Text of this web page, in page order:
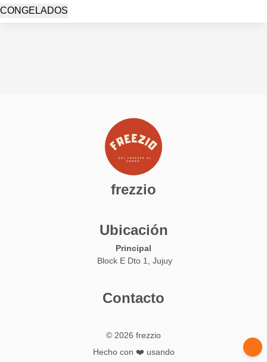
CONGELADOS
frezzio
Ubicación
Principal
Block E Dto 1, Jujuy
Contacto
© 2026 frezzio
Hecho con ❤️ usando